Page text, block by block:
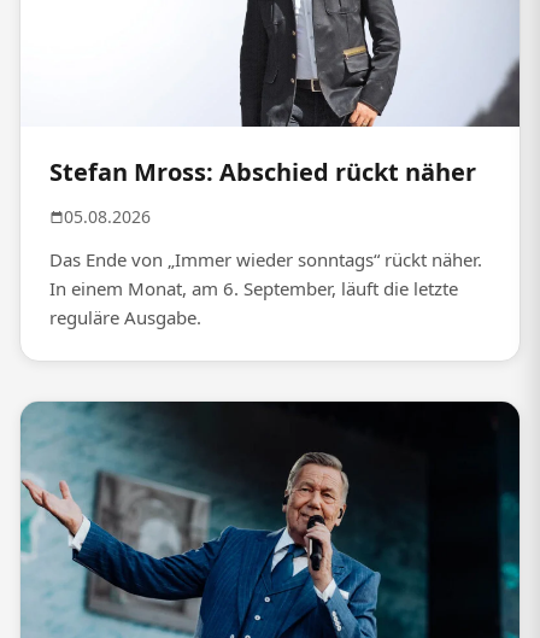
Stefan Mross: Abschied rückt näher
05.08.2026
Das Ende von „Immer wieder sonntags“ rückt näher.
In einem Monat, am 6. September, läuft die letzte
reguläre Ausgabe.